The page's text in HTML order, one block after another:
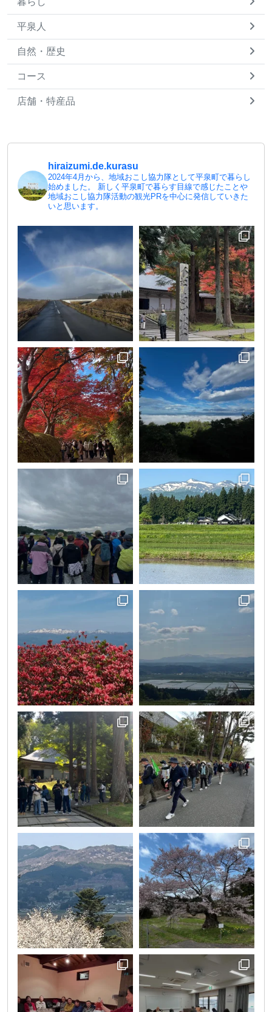
平泉人
自然・歴史
コース
店舗・特産品
hiraizumi.de.kurasu
2024年4月から、地域おこし協力隊として平泉町で暮らし
始めました。
新しく平泉町で暮らす目線で感じたことや
地域おこし協力隊活動の観光PRを中心に発信していきた
いと思います。